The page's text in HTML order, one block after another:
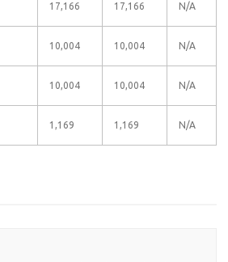
17,166 17,166 N/A
10,004 10,004 N/A
10,004 10,004 N/A
1,169 1,169 N/A